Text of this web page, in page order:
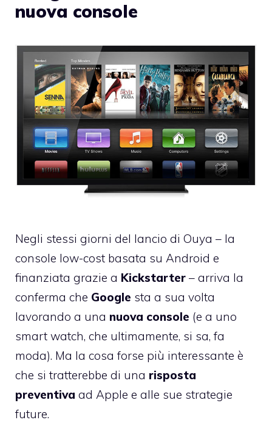
nuova console
Negli stessi giorni del lancio di Ouya – la
console low-cost basata su Android e
finanziata grazie a Kickstarter – arriva la
conferma che Google sta a sua volta
lavorando a una nuova console (e a uno
smart watch, che ultimamente, si sa, fa
moda). Ma la cosa forse più interessante è
che si tratterebbe di una risposta
preventiva ad Apple e alle sue strategie
future.